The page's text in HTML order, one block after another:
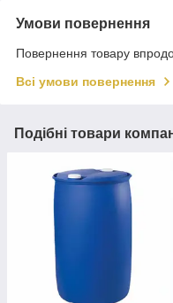
Умови повернення
Повернення товару
Всі умови повернення
Подібні товари